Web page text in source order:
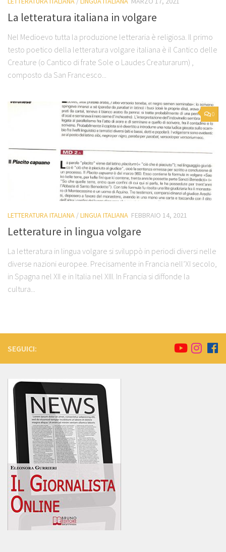
La letteratura italiana in volgare
Nel Medioevo tutta la produzione letteraria è religiosa. Il primo
testo poetico della letteratura volgare italiana è il Cantico delle
Creature (o Cantico di frate Sole o Laudes Creaturarum) ,
composto da San Francesco...
0
LETTERATURA ITALIANA /LINGUA ITALIANA FEBBRAIO 14, 2021
Letterature in lingua volgare
La letteratura in lingua volgare si sviluppò in periodi diversi nelle
diverse nazioni europee. Precisamente in Francia nell’XI secolo,
in Spagna nel XII e in Italia nel XIII. In Francia si diffonde la
cultura...
SEGUICI: